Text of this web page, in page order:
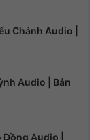
Chánh Audio |
Audio | Bản
Đồng Audio |